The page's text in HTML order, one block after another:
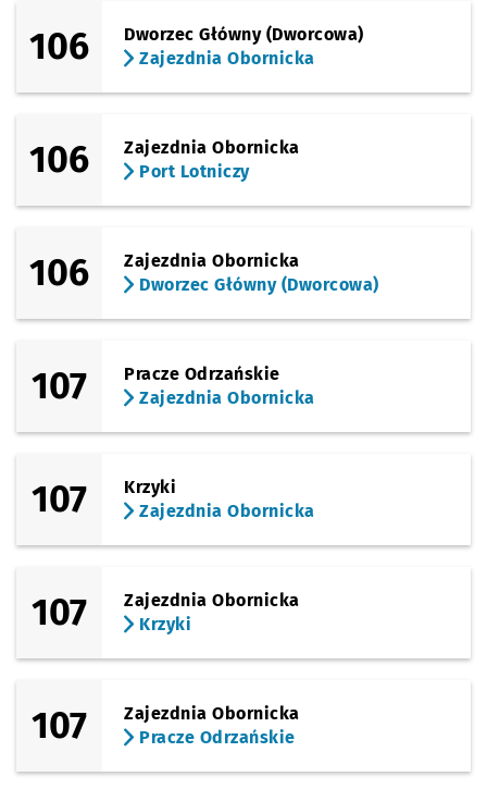
106
Dworzec Główny (Dworcowa)
Zajezdnia Obornicka
106
Zajezdnia Obornicka
Port Lotniczy
106
Zajezdnia Obornicka
Dworzec Główny (Dworcowa)
107
Pracze Odrzańskie
Zajezdnia Obornicka
107
Krzyki
Zajezdnia Obornicka
107
Zajezdnia Obornicka
Krzyki
107
Zajezdnia Obornicka
Pracze Odrzańskie